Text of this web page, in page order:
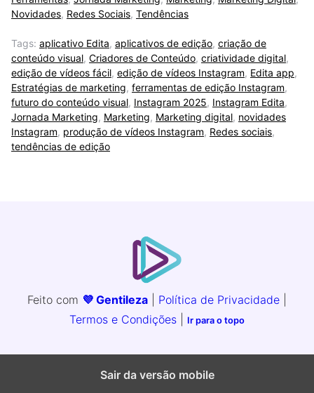
Novidades, Redes Sociais, Tendências
Tags: aplicativo Edita, aplicativos de edição, criação de
conteúdo visual, Criadores de Conteúdo, criatividade digital,
edição de vídeos fácil, edição de vídeos Instagram, Edita app,
Estratégias de marketing, ferramentas de edição Instagram,
futuro do conteúdo visual, Instagram 2025, Instagram Edita,
Jornada Marketing, Marketing, Marketing digital, novidades
Instagram, produção de vídeos Instagram, Redes sociais,
tendências de edição
Feito com 💜 Gentileza Política de Privacidade
Termos e Condições
Ir para o topo
Sair da versão mobile